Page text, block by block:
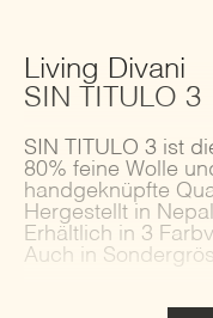
Living Divani
SIN TITULO 3
SIN TITULO 3 ist
80% feine Wolle
handgeknüpfte
Hergestellt in Nepal.
Erhältlich in 3
Auch in